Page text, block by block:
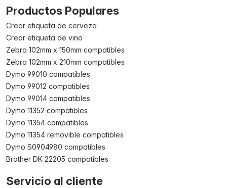
Productos Populares
Crear etiqueta de cerveza
Crear etiqueta de vino
Zebra 102mm x 150mm compatibles
Zebra 102mm x 210mm compatibles
Dymo 99010 compatibles
Dymo 99012 compatibles
Dymo 99014 compatibles
Dymo 11352 compatibles
Dymo 11354 compatibles
Dymo 11354 removible compatibles
Dymo S0904980 compatibles
Brother DK 22205 compatibles
Servicio al cliente